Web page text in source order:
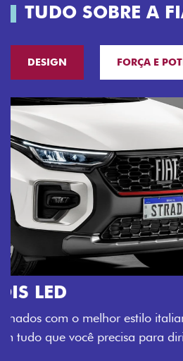
TUDO SOBRE A
DESIGN FORÇA E
O VERDADEIRO 5
PORTAS
Todo mundo pode viajar